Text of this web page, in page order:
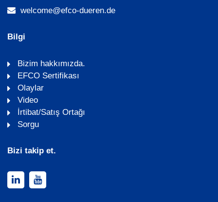
welcome@efco-dueren.de
Bilgi
Bizim hakkımızda.
EFCO Sertifikası
Olaylar
Video
İrtibat/Satış Ortağı
Sorgu
Bizi takip et.